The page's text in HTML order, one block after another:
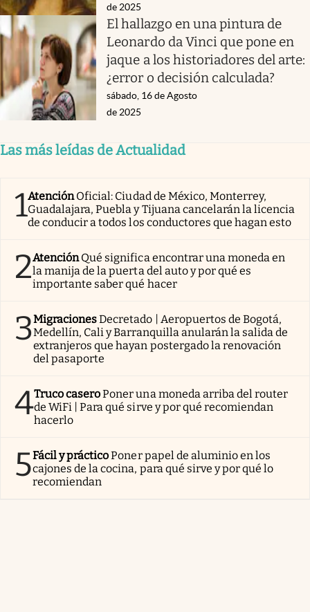
de 2025
El hallazgo en una pintura de
Leonardo da Vinci que pone en
jaque a los historiadores del arte:
¿error o decisión calculada?
sábado, 16 de Agosto
de 2025
Las más leídas de Actualidad
1AtenciónOficial: Ciudad de México, Monterrey,
Guadalajara, Puebla y Tijuana cancelarán la licencia
de conducir a todos los conductores que hagan esto
2AtenciónQué significa encontrar una moneda en
la manija de la puerta del auto y por qué es
importante saber qué hacer
3MigracionesDecretado | Aeropuertos de Bogotá,
Medellín, Cali y Barranquilla anularán la salida de
extranjeros que hayan postergado la renovación
del pasaporte
4Truco caseroPoner una moneda arriba del router
de WiFi | Para qué sirve y por qué recomiendan
hacerlo
5Fácil y prácticoPoner papel de aluminio en los
cajones de la cocina, para qué sirve y por qué lo
recomiendan